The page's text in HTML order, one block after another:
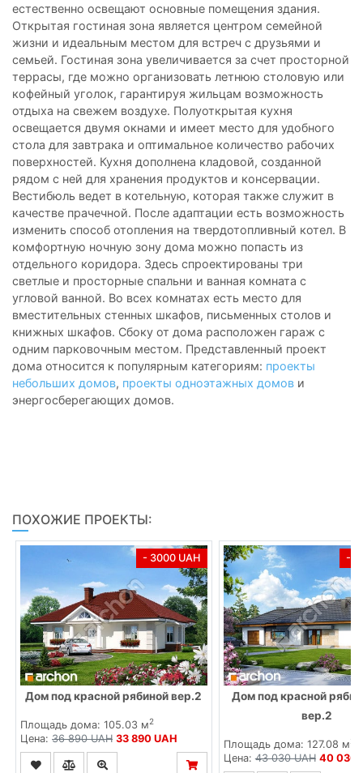
естественно освещают основные помещения здания.
Открытая гостиная зона является центром семейной
жизни и идеальным местом для встреч с друзьями и
семьей. Гостиная зона увеличивается за счет просторной
террасы, где можно организовать летнюю столовую или
кофейный уголок, гарантируя жильцам возможность
отдыха на свежем воздухе. Полуоткрытая кухня
освещается двумя окнами и имеет место для удобного
стола для завтрака и оптимальное количество рабочих
поверхностей. Кухня дополнена кладовой, созданной
рядом с ней для хранения продуктов и консервации.
Вестибюль ведет в котельную, которая также служит в
качестве прачечной. После адаптации есть возможность
изменить способ отопления на твердотопливный котел. В
комфортную ночную зону дома можно попасть из
отдельного коридора. Здесь спроектированы три
светлые и просторные спальни и ванная комната с
угловой ванной. Во всех комнатах есть место для
вместительных стенных шкафов, письменных столов и
книжных шкафов. Сбоку от дома расположен гараж с
одним парковочным местом. Представленный проект
дома относится к популярным категориям: проекты
небольших домов, проекты одноэтажных домов и
энергосберегающих домов.
ПОХОЖИЕ ПРОЕКТЫ:
- 3000 UAH
Дом под красной рябиной вер.2
Площадь дома: 105.03 м2
Цена: 36 890 UAH 33 890 UAH
-
Дом под красной
вер.2
Площадь дома: 127.08 м
Цена:43 030 UAH 40 030